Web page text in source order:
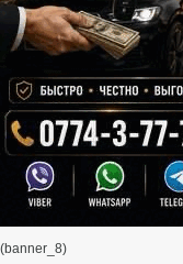
(banner_8)